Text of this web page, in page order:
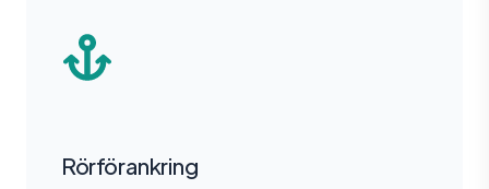
Rörförankring